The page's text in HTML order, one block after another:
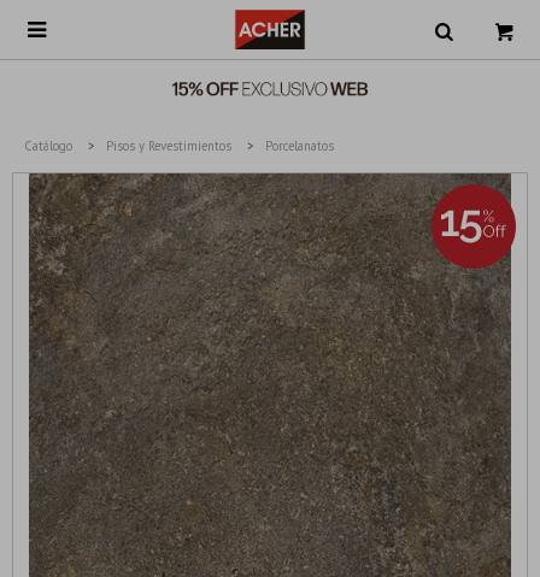

Catálogo Pisos y Revestimientos Porcelanatos